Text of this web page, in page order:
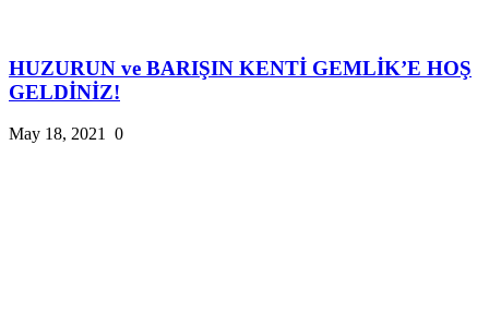
HUZURUN ve BARIŞIN KENTİ GEMLİK’E HOŞ
GELDİNİZ!
May 18, 2021 0